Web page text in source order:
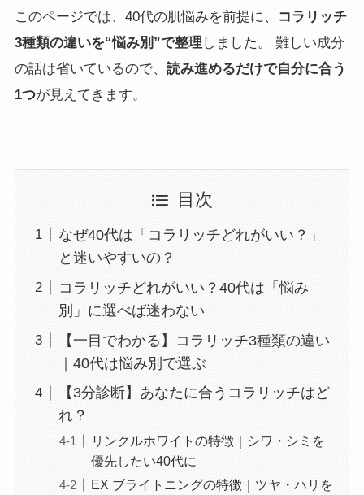
このページでは、40代の肌悩みを前提に、
コラリッチ
3種類の違いを“悩み別”で整理 しました。 難しい成分
の話は省いているので、 読み進めるだけで自分に合う
1つが見えてきます。
目次
なぜ40代は「コラリッチどれがいい？」
と迷いやすいの？
コラリッチどれがいい？40代は「悩み
別」に選べば迷わない
【一目でわかる】コラリッチ3種類の違い
｜40代は悩み別で選ぶ
【3分診断】あなたに合うコラリッチはど
れ？
リンクルホワイトの特徴｜シワ・シミを
優先したい40代に
EX ブライトニングの特徴｜ツヤ・ハリを